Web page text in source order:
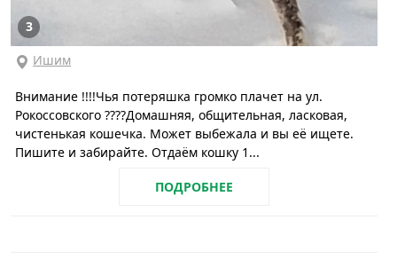
3
Ишим
Внимание !!!!Чья потеряшка громко плачет на ул.
Рокоссовского ????Домашняя, общительная, ласковая,
чистенькая кошечка. Может выбежала и вы её ищете.
Пишите и забирайте. Отдаём кошку 1...
ПОДРОБНЕЕ